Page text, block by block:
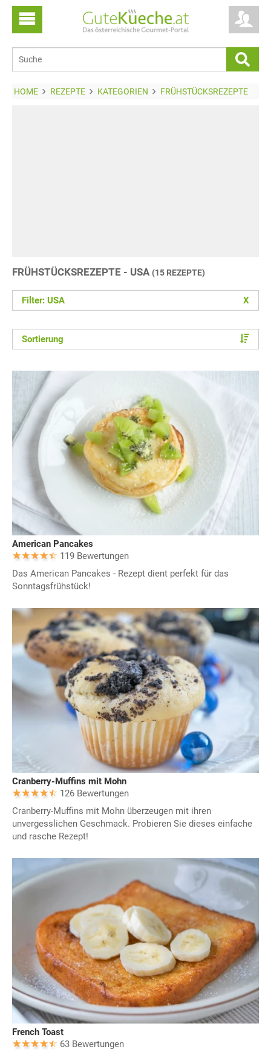
HOME REZEPTE KATEGORIEN FRÜHSTÜCKSREZEPTE
FRÜHSTÜCKSREZEPTE - USA (15 REZEPTE)
Filter: USA X
Sortierung
American Pancakes
119 Bewertungen
Das American Pancakes - Rezept dient perfekt für das
Sonntagsfrühstück!
Cranberry-Muffins mit Mohn
126 Bewertungen
Cranberry-Muffins mit Mohn überzeugen mit ihren
unvergesslichen Geschmack. Probieren Sie dieses einfache
und rasche Rezept!
French Toast
63 Bewertungen